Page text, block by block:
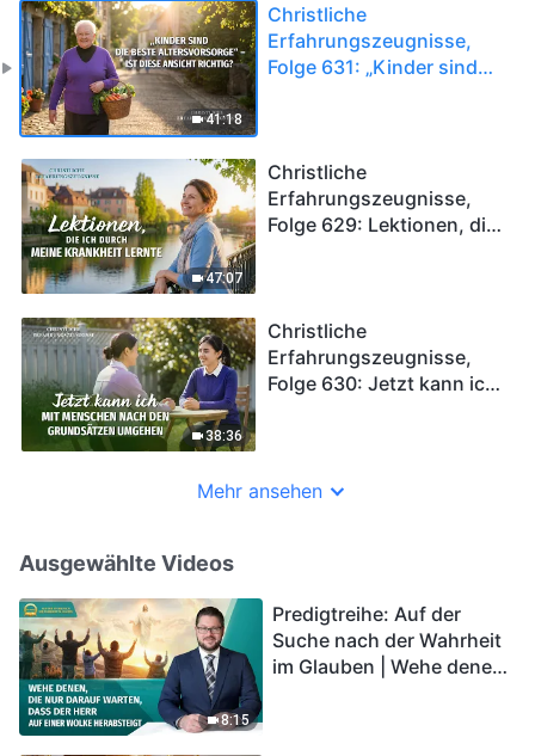
41:18
Christliche
Erfahrungszeugnisse,
Folge 631: „Kinder sind
47:07
Christliche
Erfahrungszeugnisse,
Folge 629: Lektionen, die
38:36
Christliche
Erfahrungszeugnisse,
Folge 630: Jetzt kann ich
Mehr ansehen
Ausgewählte Videos
8:15
Predigtreihe: Auf der
Suche nach der Wahrheit
im Glauben | Wehe denen,